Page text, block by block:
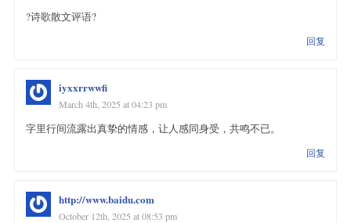
?诗歌散文评语?
回复
iyxxrrwwfi
March 4th, 2025 at 04:23 pm
字里行间流露出真挚的情感，让人感同身受，共鸣不已。
回复
http://www.baidu.com
October 12th, 2025 at 08:53 pm